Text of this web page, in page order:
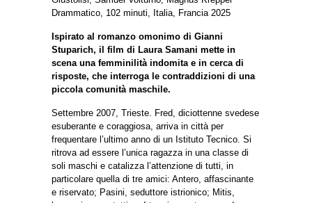
Drammatico, 102 minuti, Italia, Francia 2025
Ispirato al romanzo omonimo di Gianni
Stuparich, il film di Laura Samani mette in
scena una femminilità indomita e in cerca di
risposte, che interroga le contraddizioni di una
piccola comunità maschile.
Settembre 2007, Trieste. Fred, diciottenne svedese
esuberante e coraggiosa, arriva in città per
frequentare l’ultimo anno di un Istituto Tecnico. Si
ritrova ad essere l’unica ragazza in una classe di
soli maschi e catalizza l’attenzione di tutti, in
particolare quella di tre amici: Antero, affascinante
e riservato; Pasini, seduttore istrionico; Mitis,